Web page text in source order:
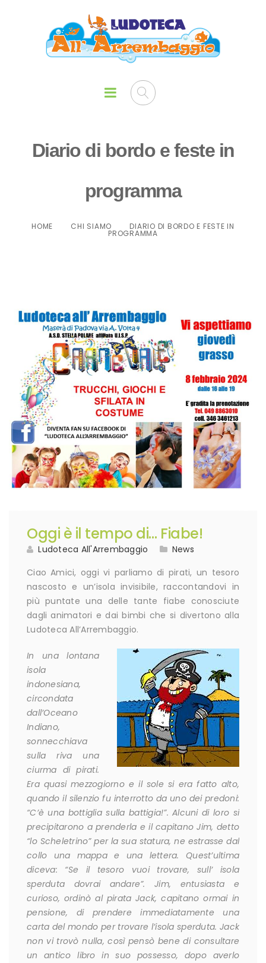
Diario di bordo e feste in
programma
HOME CHI SIAMO DIARIO DI BORDO E FESTE IN
PROGRAMMA
Oggi è il tempo di… Fiabe!
Ludoteca All'Arrembaggio
News
Ciao Amici, oggi vi parliamo di pirati, un tesoro
nascosto e un’isola invisibile, raccontandovi in
più puntate una delle tante fiabe conosciute
dagli animatori e dai bimbi che si divertono alla
Ludoteca All’Arrembaggio.
In una lontana
isola
indonesiana,
circondata
dall’Oceano
Indiano,
sonnecchiava
sulla riva una
ciurma di pirati.
Era quasi mezzogiorno e il sole si era fatto alto,
quando il silenzio fu interrotto da uno dei predoni:
“C’è una bottiglia sulla battigia!”. Alcuni di loro si
precipitarono a prenderla e il capitano Jim, detto
“lo Scheletrino” per la sua statura, ne estrasse dal
collo una mappa e una lettera. Quest’ultima
diceva: “Se il tesoro vuoi trovare, sull’ isola
sperduta dovrai andare”. Jim, entusiasta e
curioso, ordinò al pirata Jack, capitano ormai in
pensione, di prendere immediatamente una
carta del mondo per trovare l’isola sperduta. Jack
non vi trovò nulla, così pensò bene di consultare
un antico libro in suo possesso, dopo averlo